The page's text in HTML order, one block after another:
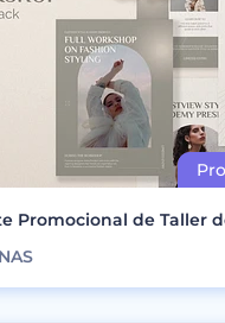
Promocional de Taller